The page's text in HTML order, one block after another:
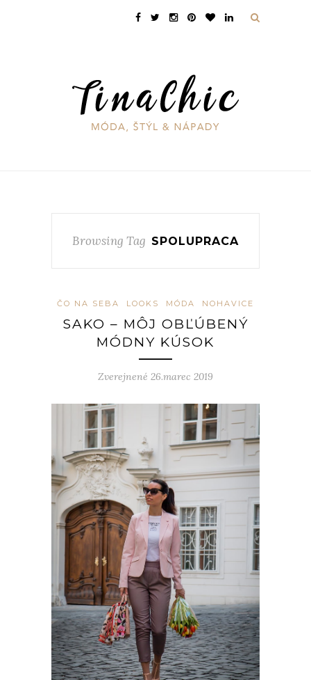
Browsing Tag SPOLUPRACA
ČO NA SEBA LOOKS MÓDA NOHAVICE
SAKO – MÔJ OBĽÚBENÝ
MÓDNY KÚSOK
Zverejnené 26.marec 2019